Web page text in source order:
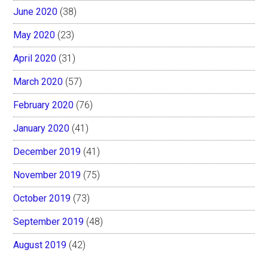
June 2020 (38)
May 2020 (23)
April 2020 (31)
March 2020 (57)
February 2020 (76)
January 2020 (41)
December 2019 (41)
November 2019 (75)
October 2019 (73)
September 2019 (48)
August 2019 (42)